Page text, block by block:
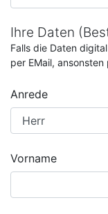
Ihre Daten
Falls die Daten
per EMail,
Anrede
Vorname